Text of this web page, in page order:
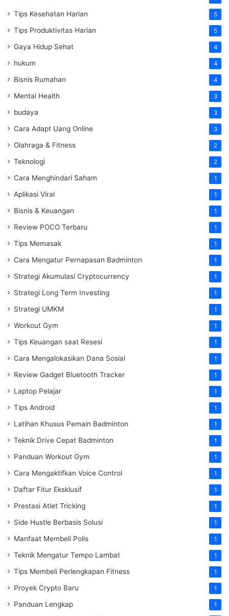
Tips Kesehatan Harian 5
Tips Produktivitas Harian 5
Gaya Hidup Sehat 4
hukum 4
Bisnis Rumahan 4
Mental Health 3
budaya 3
Cara Adapt Uang Online 3
Olahraga & Fitness 2
Teknologi 2
Cara Menghindari Saham 1
Aplikasi Viral 1
Bisnis & Keuangan 1
Review POCO Terbaru 1
Tips Memasak 1
Cara Mengatur Pernapasan Badminton 1
Strategi Akumulasi Cryptocurrency 1
Strategi Long Term Investing 1
Strategi UMKM 1
Workout Gym 1
Tips Keuangan saat Resesi 1
Cara Mengalokasikan Dana Sosial 1
Review Gadget Bluetooth Tracker 1
Laptop Pelajar 1
Tips Android 1
Latihan Khusus Pemain Badminton 1
Teknik Drive Cepat Badminton 1
Panduan Workout Gym 1
Cara Mengaktifkan Voice Control 1
Daftar Fitur Eksklusif 1
Prestasi Atlet Tricking 1
Side Hustle Berbasis Solusi 1
Manfaat Membeli Polis 1
Teknik Mengatur Tempo Lambat 1
Tips Membeli Perlengkapan Fitness 1
Proyek Crypto Baru 1
Panduan Lengkap 1